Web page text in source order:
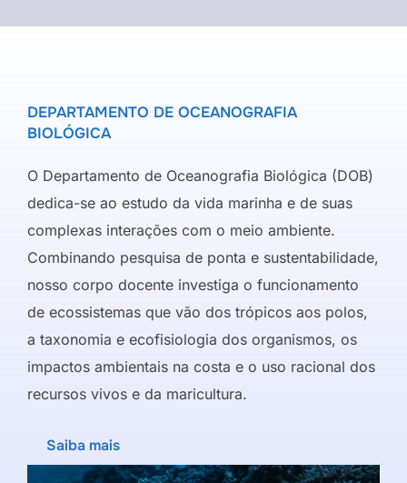
DEPARTAMENTO DE OCEANOGRAFIA
BIOLÓGICA
O Departamento de Oceanografia Biológica (DOB)
dedica-se ao estudo da vida marinha e de suas
complexas interações com o meio ambiente.
Combinando pesquisa de ponta e sustentabilidade,
nosso corpo docente investiga o funcionamento
de ecossistemas que vão dos trópicos aos polos,
a taxonomia e ecofisiologia dos organismos, os
impactos ambientais na costa e o uso racional dos
recursos vivos e da maricultura.
Saiba mais